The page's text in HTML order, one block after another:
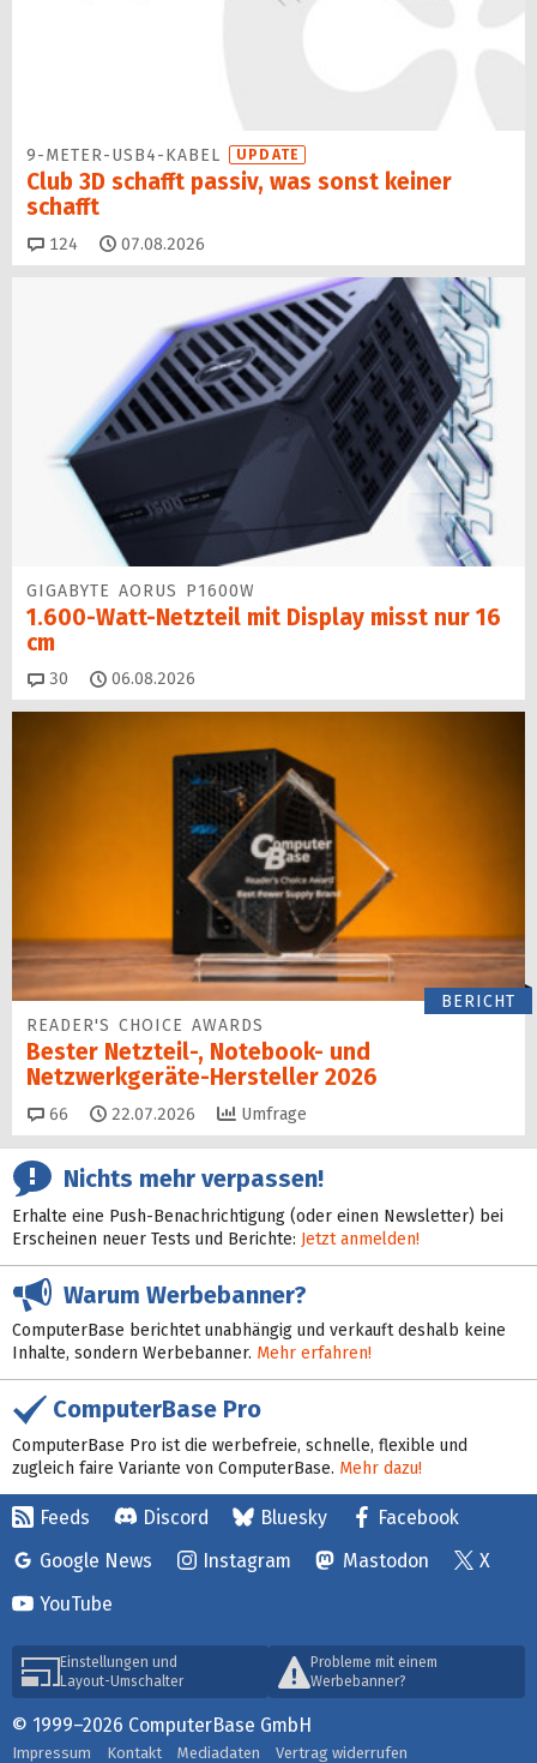
9-METER-USB4-KABEL UPDATE
Club 3D schafft passiv, was sonst keiner
schafft
124 Kommentare
07.08.2026
GIGABYTE AORUS P1600W
1.600-Watt-Netzteil mit Display misst nur 16
cm
30 Kommentare
06.08.2026
BERICHT
READER'S CHOICE AWARDS
Bester Netzteil-, Notebook- und
Netzwerkgeräte-Hersteller 2026
66 Kommentare
22.07.2026 Umfrage
Nichts mehr verpassen!
Erhalte eine Push-Benachrichtigung (oder einen Newsletter) bei
Erscheinen neuer Tests und Berichte: Jetzt anmelden!
Warum Werbebanner?
ComputerBase berichtet unabhängig und verkauft deshalb keine
Inhalte, sondern Werbebanner. Mehr erfahren!
ComputerBase Pro
ComputerBase Pro ist die werbefreie, schnelle, flexible und
zugleich faire Variante von ComputerBase. Mehr dazu!
Feeds Discord Bluesky
Facebook
Google News
Instagram Mastodon
X
YouTube
Einstellungen und
Layout-Umschalter
Probleme mit einem
Werbebanner?
© 1999–2026 ComputerBase GmbH
Impressum Kontakt Mediadaten Vertrag widerrufen